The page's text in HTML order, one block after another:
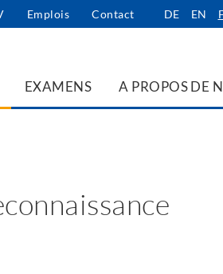
Emplois Contact DE EN
EXAMENS A PROPOS DE